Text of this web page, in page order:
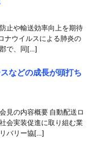
止や輸送効率向上を期待
ナウイルスによる肺炎の
で、同[…]
などの成長が頭打ち
見の内容概要 自動配送ロ
会実装促進に取り組む業
バリー協[…]